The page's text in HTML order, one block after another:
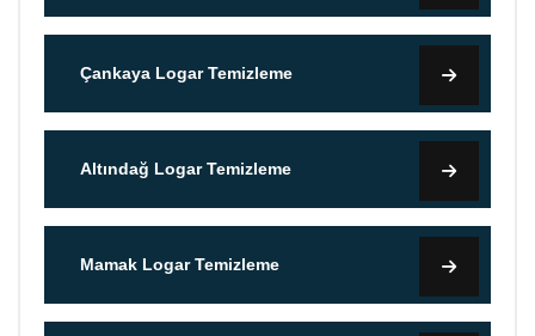
Çankaya Logar Temizleme
Altındağ Logar Temizleme
Mamak Logar Temizleme